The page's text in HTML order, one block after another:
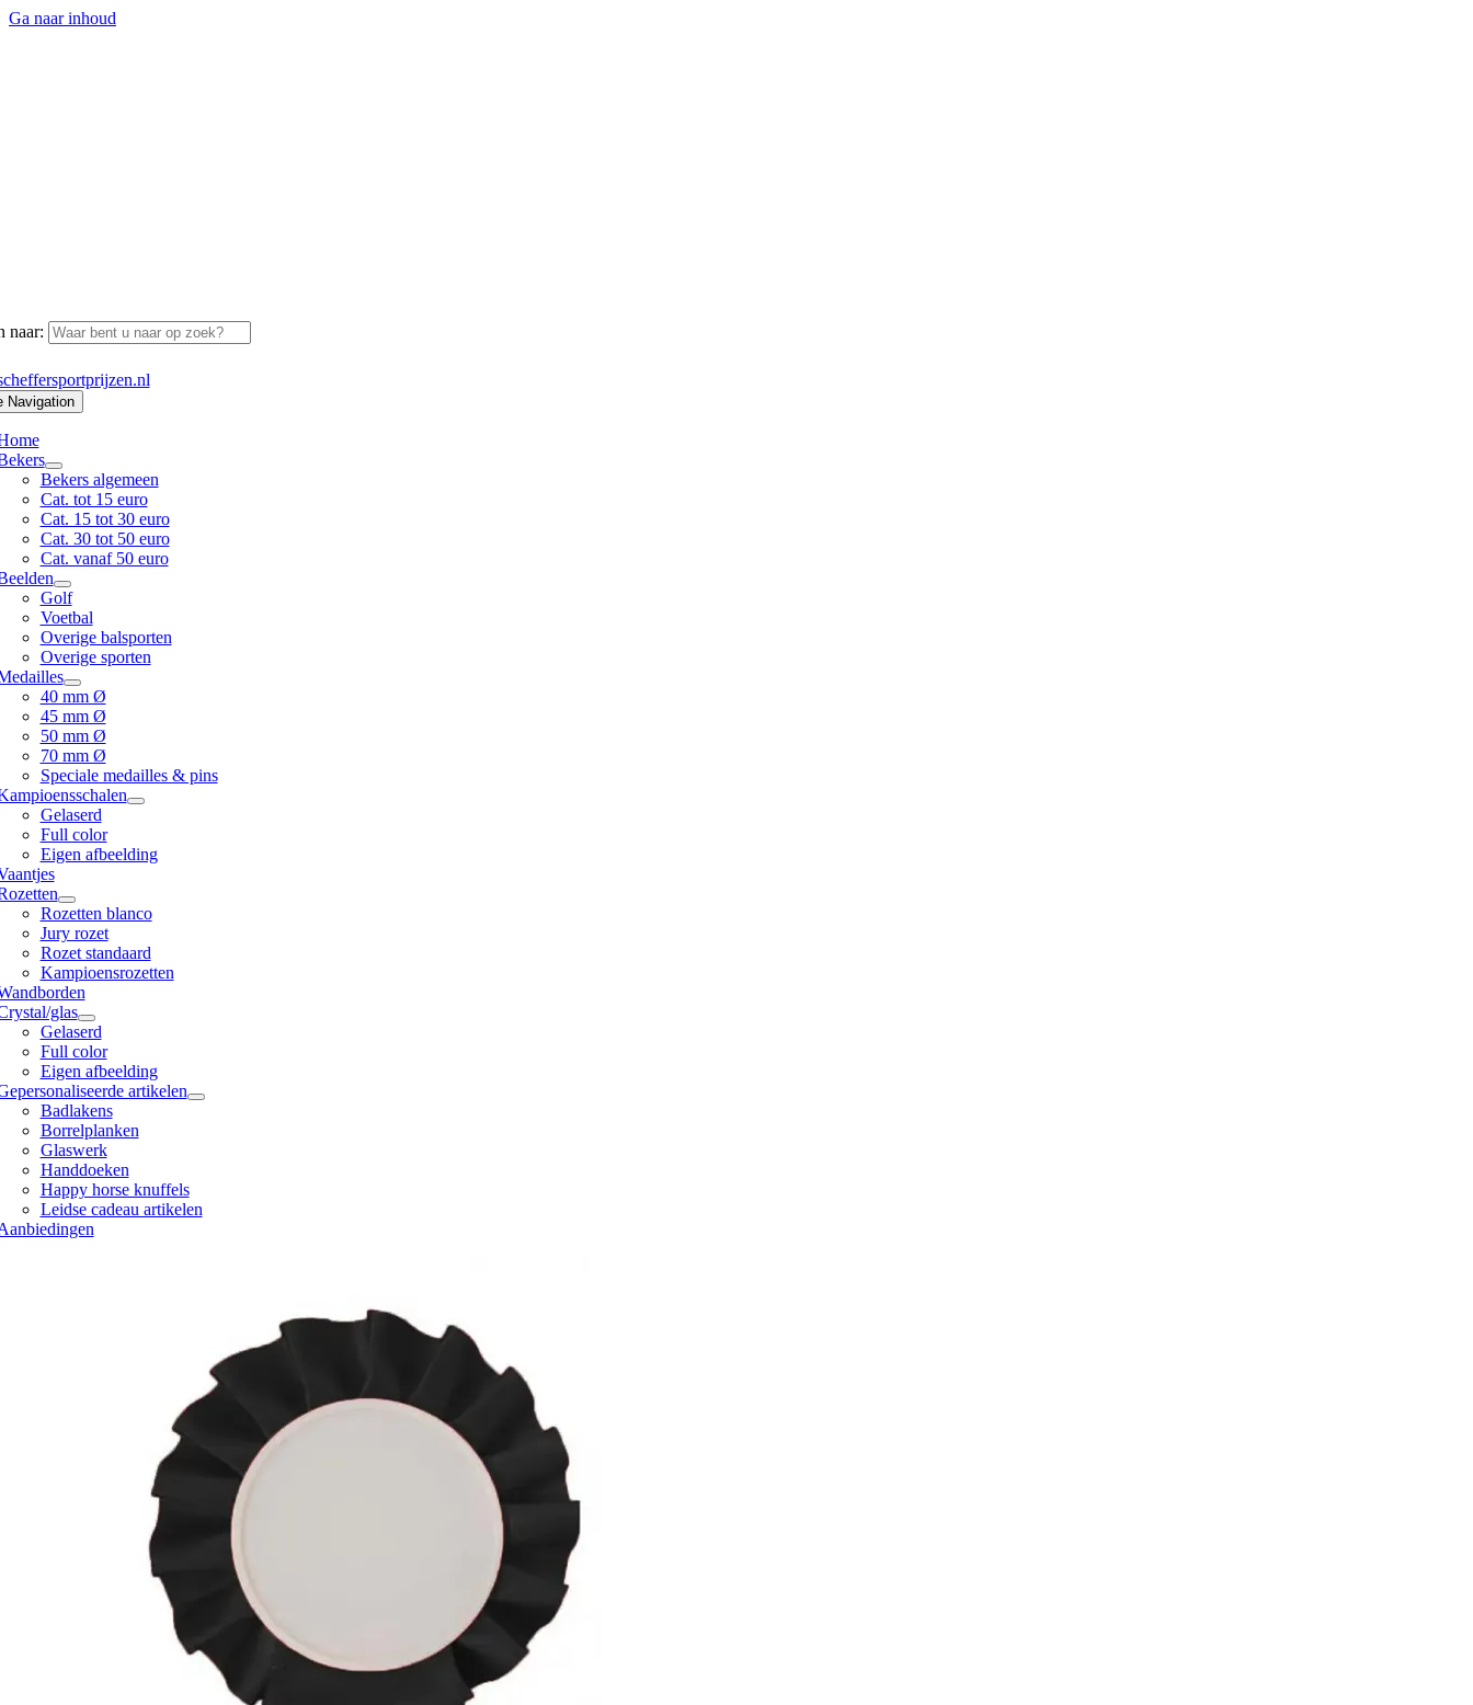
Ga naar inhoud
naar:
Navigation
Bekers algemeen
Cat. tot 15 euro
Cat. 15 tot 30 euro
Cat. 30 tot 50 euro
Cat. vanaf 50 euro
Golf
Voetbal
Overige balsporten
Overige sporten
40 mm Ø
45 mm Ø
50 mm Ø
70 mm Ø
Speciale medailles & pins
Gelaserd
Full color
Eigen afbeelding
Rozetten blanco
Jury rozet
Rozet standaard
Kampioensrozetten
glas
Gelaserd
Full color
Eigen afbeelding
artikelen
Badlakens
Borrelplanken
Glaswerk
Handdoeken
Happy horse knuffels
Leidse cadeau artikelen